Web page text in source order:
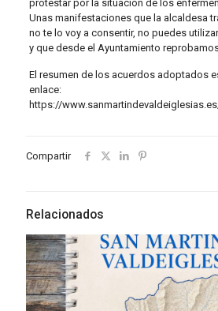
protestar por la situación de los
Unas manifestaciones que la alcaldesa
no te lo voy a consentir, no puedes
y que desde el Ayuntamiento
El resumen de los acuerdos adoptados
enlace:
https://
Compartir
Relacionados